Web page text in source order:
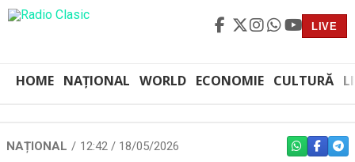
LIVE
HOME NAȚIONAL WORLD ECONOMIE CULTURĂ
NAȚIONAL 12:42 / 18/05/2026 WHATSAPP